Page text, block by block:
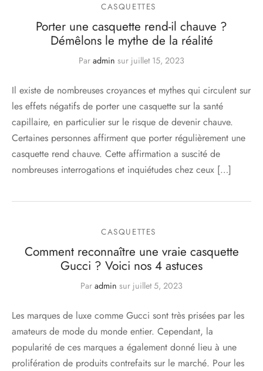
CASQUETTES
Porter une casquette rend-il chauve ?
Démêlons le mythe de la réalité
Par admin sur juillet 15, 2023
Il existe de nombreuses croyances et mythes qui circulent sur
les effets négatifs de porter une casquette sur la santé
capillaire, en particulier sur le risque de devenir chauve.
Certaines personnes affirment que porter régulièrement une
casquette rend chauve. Cette affirmation a suscité de
nombreuses interrogations et inquiétudes chez ceux […]
CASQUETTES
Comment reconnaître une vraie casquette
Gucci ? Voici nos 4 astuces
Par admin sur juillet 5, 2023
Les marques de luxe comme Gucci sont très prisées par les
amateurs de mode du monde entier. Cependant, la
popularité de ces marques a également donné lieu à une
prolifération de produits contrefaits sur le marché. Pour les